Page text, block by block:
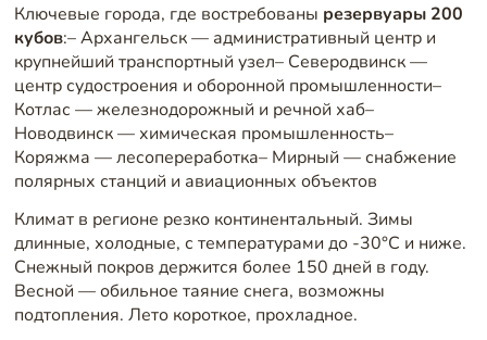
Ключевые города, где востребованы резервуары 200
кубов:– Архангельск — административный центр и
крупнейший транспортный узел– Северодвинск —
центр судостроения и оборонной промышленности–
Котлас — железнодорожный и речной хаб–
Новодвинск — химическая промышленность–
Коряжма — лесопереработка– Мирный — снабжение
полярных станций и авиационных объектов
Климат в регионе резко континентальный. Зимы
длинные, холодные, с температурами до -30°C и ниже.
Снежный покров держится более 150 дней в году.
Весной — обильное таяние снега, возможны
подтопления. Лето короткое, прохладное.